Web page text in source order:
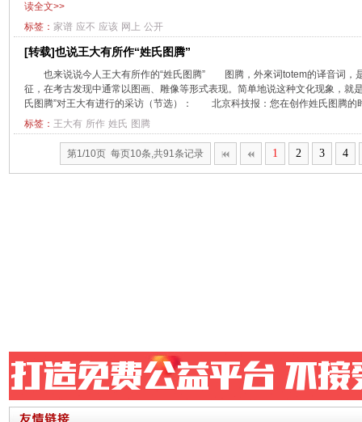
读全文>>
标签： 家谱 应不 应该 网上 公开
[转载]也说王大有所作“姓氏图腾”
也来说说今人王大有所作的“姓氏图腾” 图腾，外來词totem的译音词，
征，在考古发现中通常以图画、雕像等形式表现。简单地说这种文化现
氏图腾”对王大有进行的采访（节选）： 北京科技报：您在创作姓氏图腾
标签： 王大有 所作 姓氏 图腾
第1/10页 每页10条,共91条记录 1 2 3 4